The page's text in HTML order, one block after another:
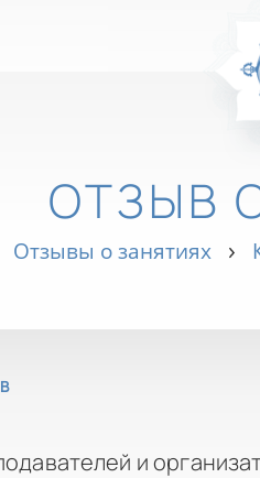
ОТЗЫВ
Отзывы о занятиях
и